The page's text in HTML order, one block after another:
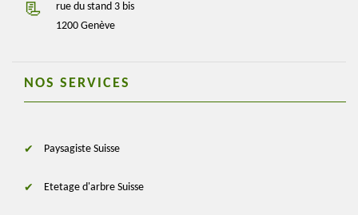
rue du stand 3 bis
1200 Genève
NOS SERVICES
Paysagiste Suisse
Etetage d'arbre Suisse